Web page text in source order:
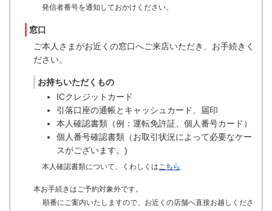
発信者番号を通知しておかけください。
窓口
ご本人さまがお近くの窓口へご来店いただき、お手続きく
ださい。
お持ちいただくもの
ICクレジットカード
引落口座の通帳とキャッシュカード、届印
本人確認書類（例：運転免許証、個人番号カード）
個人番号確認書類（お取引状況によって必要なケー
スがございます。)
本人確認書類について、くわしくは こちら
本お手続きはご予約対象外です。
順番にご案内いたしますので、お近くの店舗へ直接お越しくださ